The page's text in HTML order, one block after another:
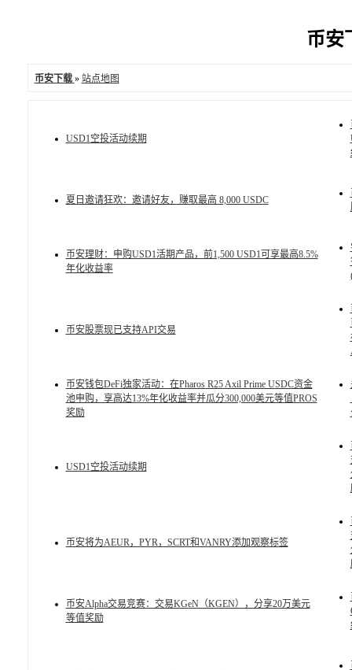
币安
币安下载 » 站点地图
USD1空投活动续期
夏日邀请狂欢：邀请好友，赚取最高 8,000 USDC
币安理财：申购USD1活期产品，前1,500 USD1可享最高8.5%
年化收益率
币安股票现已支持API交易
币安钱包DeFi独家活动：在Pharos R25 Axil Prime USDC资金
池申购，享高达13%年化收益率并瓜分300,000美元等值PROS
奖励
USD1空投活动续期
币安将为AEUR，PYR，SCRT和VANRY添加观察标签
币安Alpha交易竞赛：交易KGeN（KGEN），分享20万美元
等值奖励